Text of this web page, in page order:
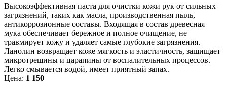
Высокоэффективная паста для очистки кожи рук от сильных
загрязнений, таких как масла, производственная пыль,
антикоррозионные составы. Входящая в состав древесная
мука обеспечивает бережное и полное очищение, не
травмирует кожу и удаляет самые глубокие загрязнения.
Ланолин возвращает коже мягкость и эластичность, защищает
микротрещины и царапины от воспалительных процессов.
Легко смывается водой, имеет приятный запах.
Цена: 1 150